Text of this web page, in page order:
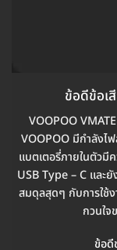
ข้อดีข้อเ
VOOPOO
VOOPOO มีกำลังไ
แบตเตอรี่ภายในตัวมี
USB Type – C และ
สมดุลสุดๆ กับการใช้
กวนใ
ข้อ